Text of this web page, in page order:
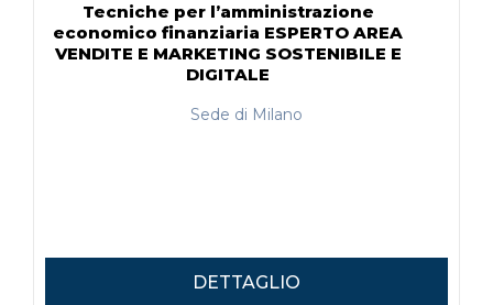
Tecniche per l’amministrazione
economico finanziaria ESPERTO AREA
VENDITE E MARKETING SOSTENIBILE E
DIGITALE
Sede di Milano
DETTAGLIO